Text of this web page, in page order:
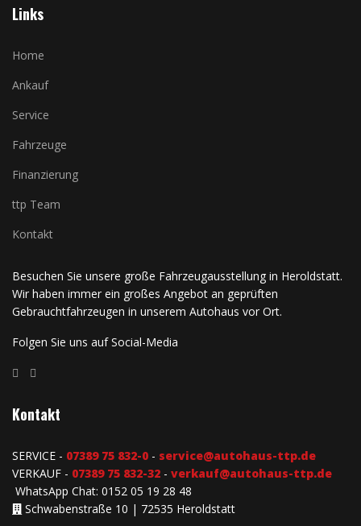
Links
Home
Ankauf
Service
Fahrzeuge
Finanzierung
ttp Team
Kontakt
Besuchen Sie unsere große Fahrzeugausstellung in Heroldstatt.
Wir haben immer ein großes Angebot an geprüften
Gebrauchtfahrzeugen in unserem Autohaus vor Ort.
Folgen Sie uns auf Social-Media
Kontakt
SERVICE - 07389 75 832-0 - service@autohaus-ttp.de
VERKAUF - 07389 75 832-32 - verkauf@autohaus-ttp.de
WhatsApp Chat: 0152 05 19 28 48
Schwabenstraße 10 | 72535 Heroldstatt